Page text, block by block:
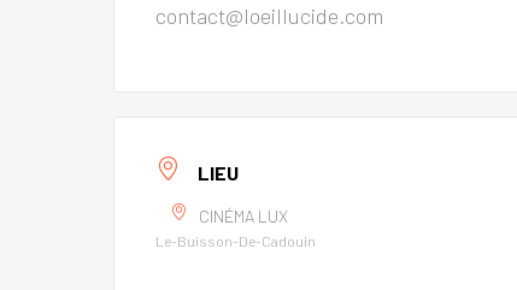
contact@loeillucide.com
LIEU
CINÉMA LUX
Le-Buisson-De-Cadouin